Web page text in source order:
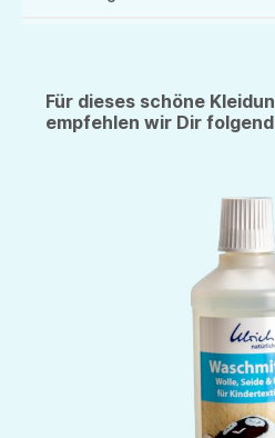
Für dieses schöne
empfehlen wir Dir